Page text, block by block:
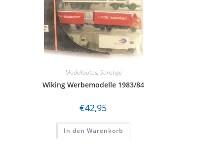
Modellautos, Sonstige
Wiking Werbemodelle 1983/84
€42,95
In den Warenkorb